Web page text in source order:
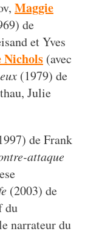
Maggie
de
et Yves
(avec
(1979) de
Julie
de Frank
attaque
(2003) de
du
narrateur du